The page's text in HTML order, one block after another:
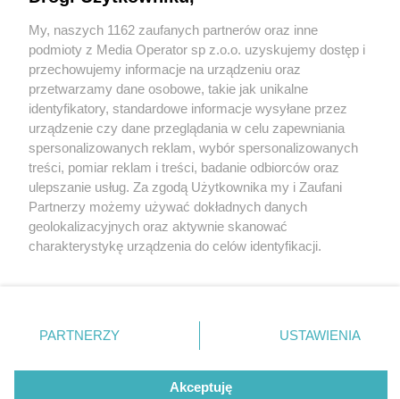
1 / 0
Wydawca mediów lokalnych
Nie zapomnij
zapoznać się z:
polityką prywatności regulamin korzystania z portali
Twojemiasto
Piekary Śląskie
Chorzów
Tarnowskie Góry
Gliwice
Skontakuj sięz nami
Kontakt
Wydawca
Redakcja
My, naszych 1162 zaufanych partnerów oraz inne
podmioty z Media Operator sp z.o.o. uzyskujemy dostęp i
przechowujemy informacje na urządzeniu oraz
przetwarzamy dane osobowe, takie jak unikalne
identyfikatory, standardowe informacje wysyłane przez
urządzenie czy dane przeglądania w celu zapewniania
spersonalizowanych reklam, wybór spersonalizowanych
treści, pomiar reklam i treści, badanie odbiorców oraz
ulepszanie usług. Za zgodą Użytkownika my i Zaufani
Partnerzy możemy używać dokładnych danych
geolokalizacyjnych oraz aktywnie skanować
charakterystykę urządzenia do celów identyfikacji.
zmienić/wycofać klikając przycisk ustawień prywatności
znajdujący się w lewym dolnym rogu strony
rodzaje przetwarzania danych nie wymagają zgody
użytkownika, ale masz prawo sprzeciwić się takiemu
PARTNERZY USTAWIENIA
Akceptuję